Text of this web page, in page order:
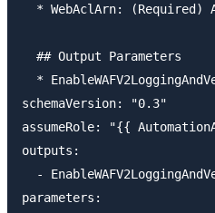
* WebAclArn: (Required)
  ## Output Parameters
*
schemaVersion: "0.3"
assumeRole: "{{
outputs:
-
parameters: